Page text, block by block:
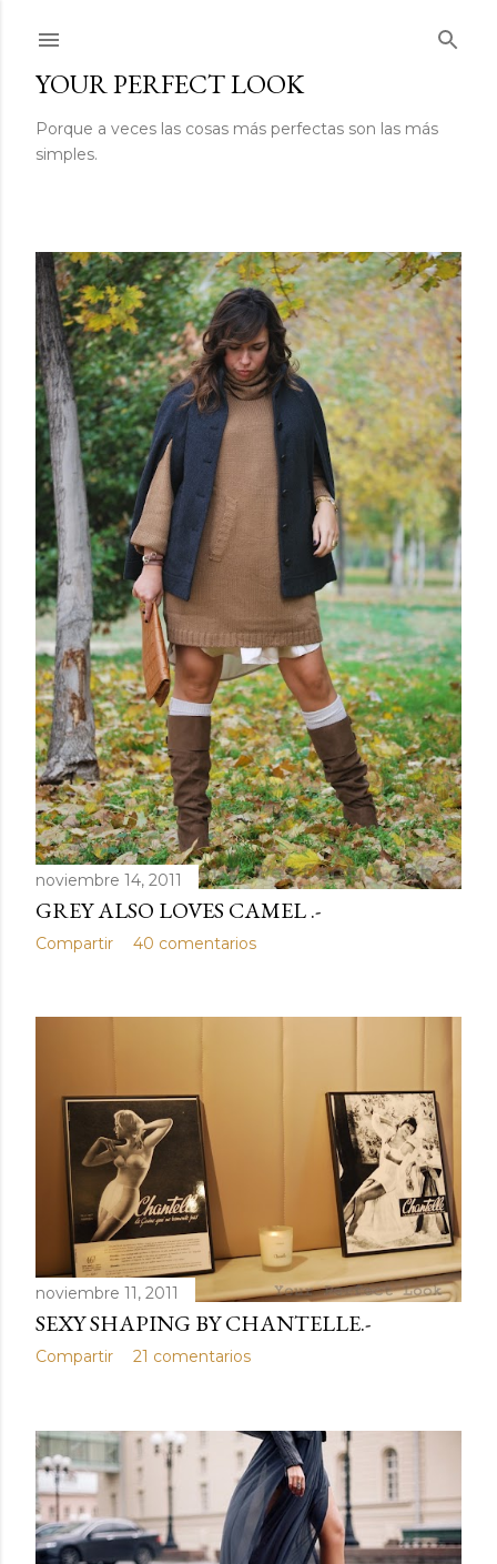
YOUR PERFECT LOOK
Porque a veces las cosas más perfectas son las más
simples.
E
n
t
r
a
d
a
s
noviembre 14, 2011
GREY ALSO LOVES CAMEL .-
Compartir 40 comentarios
noviembre 11, 2011
SEXY SHAPING BY CHANTELLE.-
Compartir 21 comentarios